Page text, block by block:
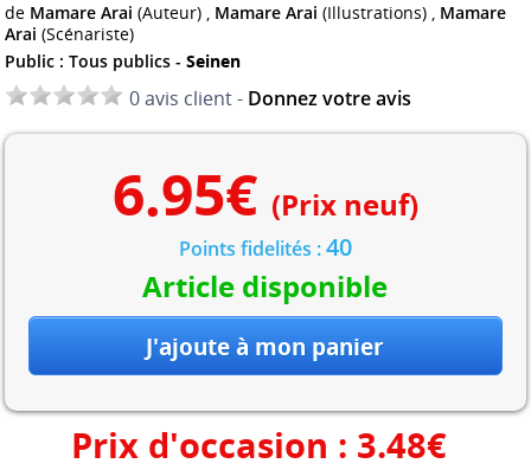
de Mamare Arai (Auteur) , Mamare Arai (Illustrations) , Mamare
Arai (Scénariste)
Public : Tous publics -Seinen
0 avis client - Donnez votre avis
6.95€ (Prix neuf)
Points fidelités :40
Article disponible
Prix d'occasion : 3.48€